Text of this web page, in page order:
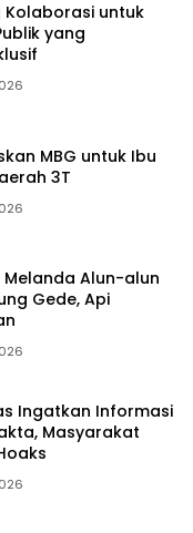
Kolaborasi untuk
yang
MBG untuk Ibu
3T
Alun-alun
Gede, Api
Ingatkan Informasi
Masyarakat